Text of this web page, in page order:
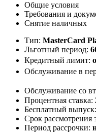
Общие условия
Требования и
Снятие наличных
Тип: MasterСard
Льготный период:
Кредитный лимит:
Обслуживание в
Обслуживание со
Процентная ставка:
Бесплатный выпуск:
Срок рассмотрения
Период рассрочки: